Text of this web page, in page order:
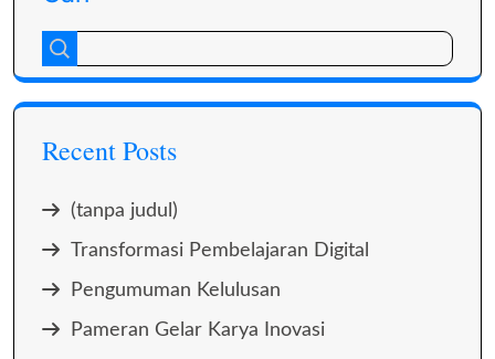
Recent Posts
(tanpa judul)
Transformasi Pembelajaran Digital
Pengumuman Kelulusan
Pameran Gelar Karya Inovasi